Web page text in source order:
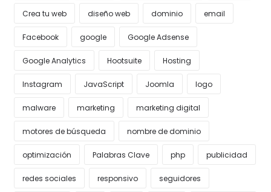
Crea tu web diseño web dominio email
Facebook google Google Adsense
Google Analytics Hootsuite Hosting
Instagram JavaScript Joomla logo
malware marketing marketing digital
motores de búsqueda nombre de dominio
optimización Palabras Clave php publicidad
redes sociales responsivo seguidores